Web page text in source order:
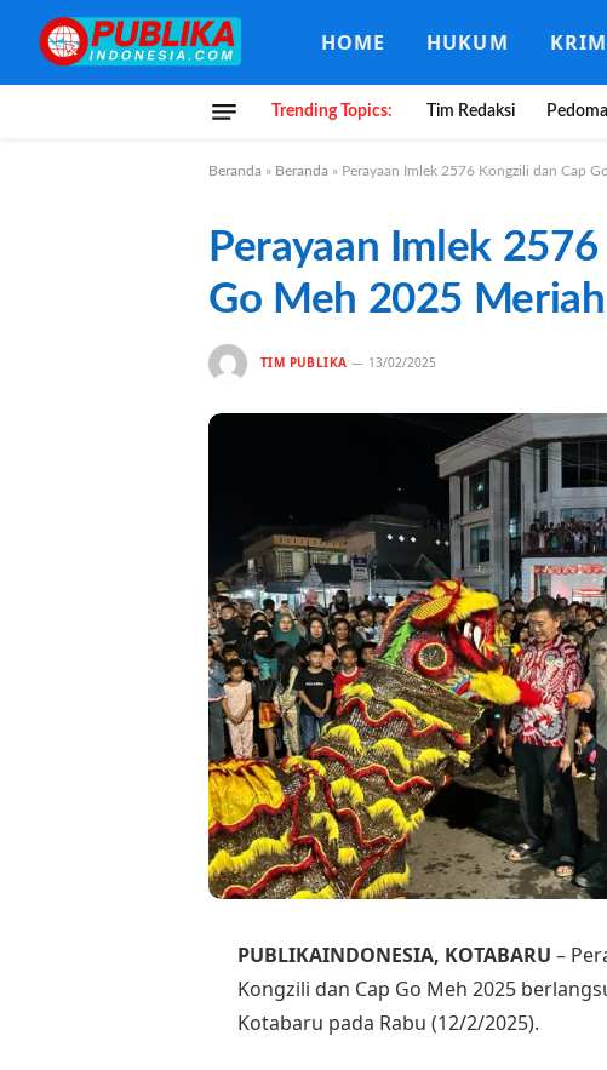
HOME HUKUM
Trending Topics: Tim Redaksi
Beranda » Beranda » Perayaan Imlek 2576 Kongzili dan Cap
Perayaan Imlek
Go Meh 2025
TIM PUBLIKA 13/02/2025
PUBLIKAINDONESIA, KOTABARU –
Kongzili dan Cap Go Meh 2025
Kotabaru pada Rabu (12/2/2025).